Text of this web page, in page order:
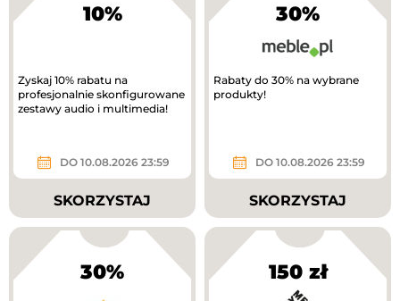
10%
Zyskaj 10% rabatu na
profesjonalnie skonfigurowane
zestawy audio i multimedia!
DO 10.08.2026 23:59
SKORZYSTAJ
30%
Rabaty do 30% na wybrane
produkty!
DO 10.08.2026 23:59
SKORZYSTAJ
30% 150 zł